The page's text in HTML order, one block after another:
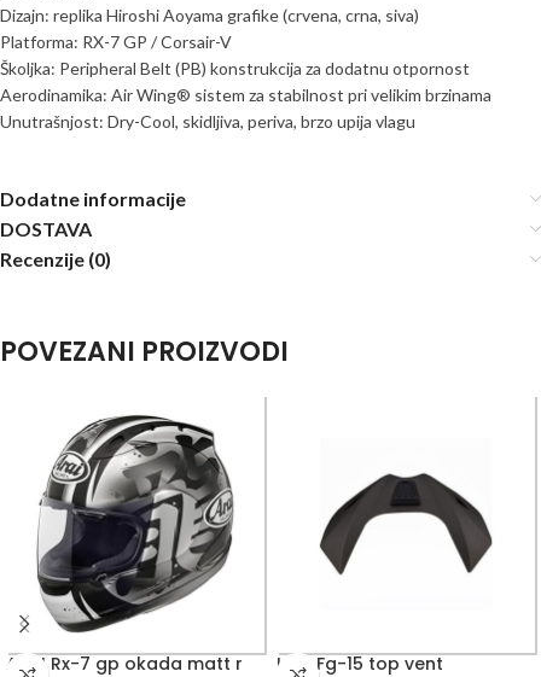
Dizajn: replika Hiroshi Aoyama grafike (crvena, crna, siva)
Platforma: RX-7 GP / Corsair-V
Školjka: Peripheral Belt (PB) konstrukcija za dodatnu otpornost
Aerodinamika: Air Wing® sistem za stabilnost pri velikim brzinama
Unutrašnjost: Dry-Cool, skidljiva, periva, brzo upija vlagu
Dodatne informacije
DOSTAVA
Recenzije (0)
POVEZANI PROIZVODI
ARAI Rx-7 gp okada matt r HJC Fg-15 top vent